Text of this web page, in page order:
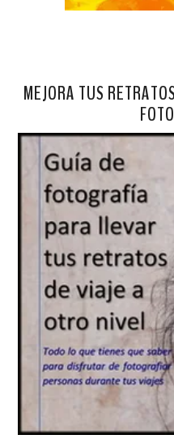
MEJORA TUS